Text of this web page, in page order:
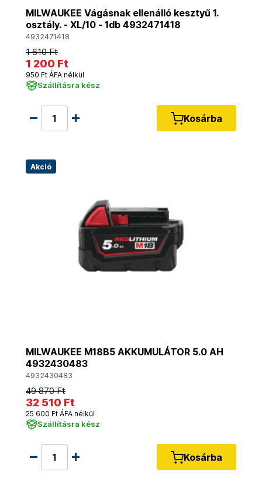
MILWAUKEE Vágásnak ellenálló kesztyű 1.
osztály. - XL/10 - 1db 4932471418
4932471418
1 610 Ft
1 200 Ft
950 Ft ÁFA nélkül
Szállításra kész
Kosárba
Akció
MILWAUKEE M18B5 AKKUMULÁTOR 5.0 AH
4932430483
4932430483
49 870 Ft
32 510 Ft
25 600 Ft ÁFA nélkül
Szállításra kész
Kosárba